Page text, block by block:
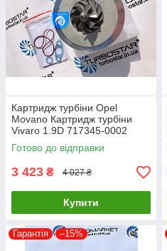
Картридж турбіни Opel
Movano Картридж турбіни
Vivaro 1.9D 717345-0002
717348-0001 703245-0002
751768-0003
Готово до відправки
3 423 ₴ 4 027 ₴
Купити
Гарантія –15%